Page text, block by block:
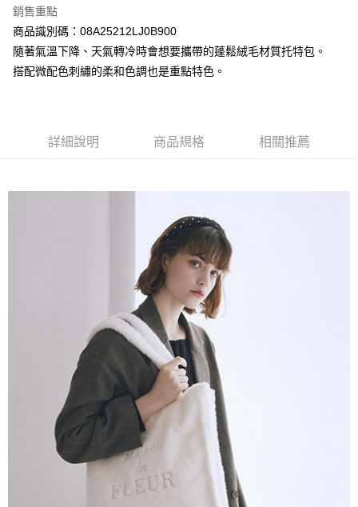
台灣樂天信用卡公司
大哥付你分期
相關說明
【大哥付你分期使用說明】
1.本服務由台灣大哥大提供，台灣大哥大用戶可立即使用無須另外申請。
4.訂單成立30分鐘內，如未前往確認交易或遇審核未通過，訂單將自動取
2.透過簡訊連結打開帳單後，可選擇「超商條碼／台灣大直營門市／銀行轉
帳／街口支付／iPASS MONEY」等通路繳費。
1.本服務係由「台灣大哥大股份有限公司」（以下簡稱本公司）所提供，讓
用戶於交易時，得透過本服務購買商品或服務，並由商店將買賣／分期付款
買賣價金債權讓與本公司後，依約使用本公司帳單繳交帳款。
2.基於同意付款使用「大哥付你分期」之契約關係目的，商店將以您的個人
資料（包含姓名、電話或地址）提供予台灣大哥大進項蒐集、處理及利用，
由本公司與您本人進行分期帳單所需資料之確認、核對及更正。
3.完整用戶服務條款，請詳閱以下連結： https://oppay.tw/userRule
AFTEE先享後付
便利好安心！
１．簡單：不需註冊會員、不需綁卡、不需儲值。
１．於結帳方式選擇「AFTEE先享後付」後，將跳轉至「AFTEE先享後付」
結帳頁面，進行簡訊認證並確認金額後，即可完成結帳。
２．訂單成立數日內，您將收到繳費通知簡訊。
３．收到繳費通知簡訊後14天內，點擊此簡訊中的連結，可透過四大超商／
ATM／網路銀行／等多元方式進行付款，方視為交易完成。
※ 請注意：結帳手續完成當下不需立刻繳費，但若您需要取消訂單，請聯絡
購買商品的店家。未經商家同意取消之訂單仍視為有效，需透過AFTEE先享
後付繳納相關費用。
※ 交易是否成功請以「AFTEE先享後付 」之結帳頁面顯示為準，若有關於
是否繳費成功／繳費後需取消欲退款等相關疑問，請聯繫「AFTEE先享後付
客戶支援中心」
https://netprotections.freshdesk.com/support/home
【注意事項】
１．透過由恩沛科技股份有限公司提供之「AFTEE先享後付」服務完成之交
易，需依本服務之必要範圍內提供個人資料，並將交易相關給付款項請求債
權轉讓予恩沛科技股份有限公司。
２．關於個人資料處理事宜，請瀏覽以下網址：
https://aftee.tw/terms/#terms3
３．未成年的使用者請事先徵得法定代理人或監護人之同意方可使用
「AFTEE先享後付」，若未經同意申辦者引起之損失，本公司不負相關責
每筆NT$60，滿NT$388(含以上)免運費
每筆NT$60，滿NT$888(含以上)免運費
每筆NT$60，滿NT$888(含以上)免運費
7-11取貨付款
每筆NT$60，滿NT$888(含以上)免運費
7-11純取貨
每筆NT$60，滿NT$888(含以上)免運費
銷售重點
商品識別碼：08A25212LJ0B900
隨著氣溫下降、天氣轉冷時會想要攜帶的蓬鬆絨毛材質托特包。
搭配微配色刺繡的柔和色調也是重點特色。
詳細說明 商品規格 相關推薦